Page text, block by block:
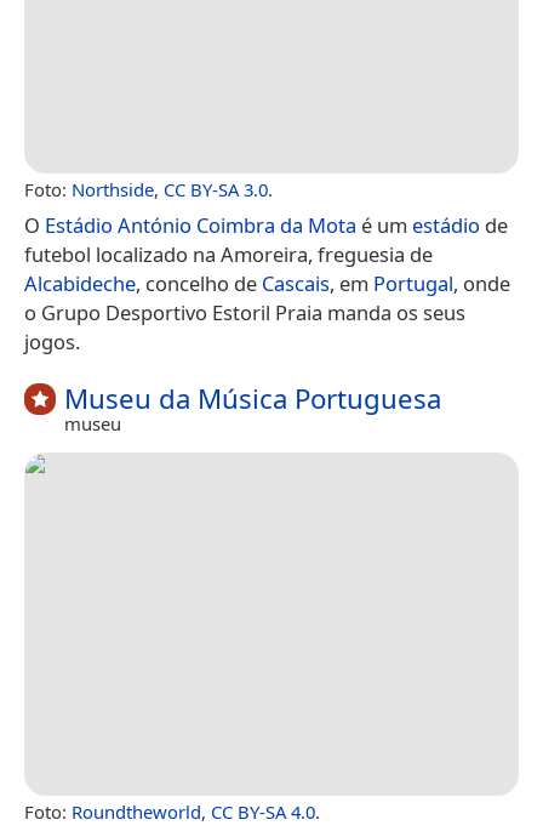
Foto: Northside, CC BY-SA 3.0.
O Estádio António Coimbra da Mota é um estádio de
futebol localizado na Amoreira, freguesia de
Alcabideche, concelho de Cascais, em Portugal, onde
o Grupo Desportivo Estoril Praia manda os seus
jogos.
Museu da Música Portuguesa
museu
Foto: Roundtheworld, CC BY-SA 4.0.